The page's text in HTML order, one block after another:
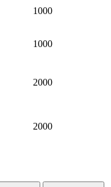
1000
1000
2000
2000